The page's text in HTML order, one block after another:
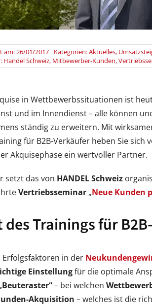
am: 26/01/2017 Kategorien:Aktuelles,
Handel Schweiz, Mitbewerber-Kunden,
in Wettbewerbssituationen ist
und im Innendienst – alle können
ständig zu erweitern. Mit
für B2B-Verkäufer heben Sie
Akquisephase ein wertvoller Partner.
setzt das von HANDEL Schweiz
Vertriebsseminar „Neue Kunden
Trainings für
Erfolgsfaktoren in der
Einstellungfür die optimale
– bei welchen
Akquisition – welches ist die